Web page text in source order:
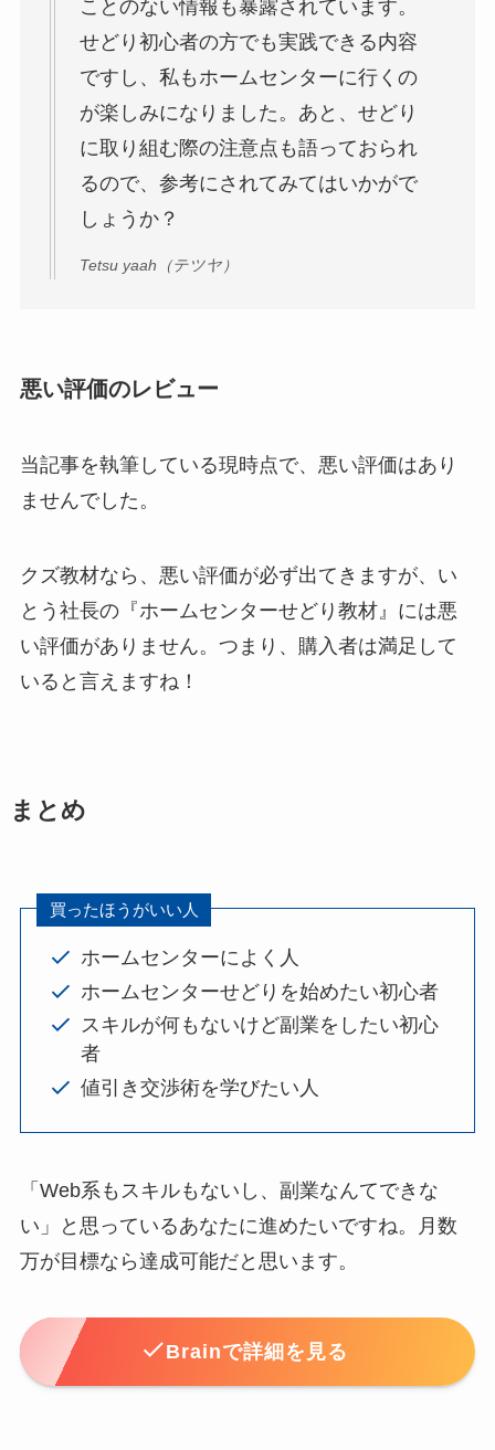
ことのない情報も暴露されています。
せどり初心者の方でも実践できる内容
ですし、私もホームセンターに行くの
が楽しみになりました。あと、せどり
に取り組む際の注意点も語っておられ
るので、参考にされてみてはいかがで
しょうか？
Tetsu yaah（テツヤ）
悪い評価のレビュー
当記事を執筆している現時点で、悪い評価はあり
ませんでした。
クズ教材なら、悪い評価が必ず出てきますが、い
とう社長の『ホームセンターせどり教材』には悪
い評価がありません。つまり、購入者は満足して
いると言えますね！
まとめ
買ったほうがいい人
ホームセンターによく人
ホームセンターせどりを始めたい初心者
スキルが何もないけど副業をしたい初心
者
値引き交渉術を学びたい人
「Web系もスキルもないし、副業なんてできな
い」と思っているあなたに進めたいですね。月数
万が目標なら達成可能だと思います。
Brainで詳細を見る